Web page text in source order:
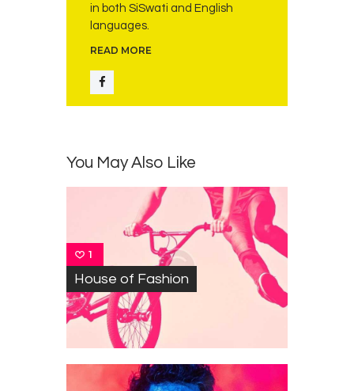
in both SiSwati and English
languages.
READ MORE
You May Also Like
1
House of Fashion